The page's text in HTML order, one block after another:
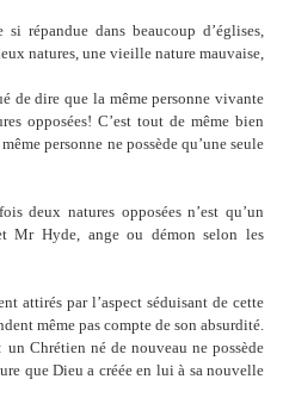
répandue dans beaucoup d’églises,
natures, une vieille nature mauvaise,
de dire que la même personne vivante
opposées! C’est tout de même bien
personne ne possède qu’une seule
deux natures opposées n’est qu’un
Mr Hyde, ange ou démon selon les
attirés par l’aspect séduisant de cette
même pas compte de son absurdité.
Chrétien né de nouveau ne possède
que Dieu a créée en lui à sa nouvelle